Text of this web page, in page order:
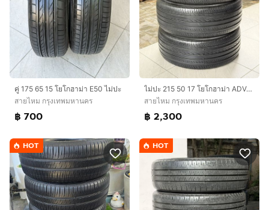
คู่ 175 65 15 โยโกฮาม่า E50 ไม่ปะ
สายไหม กรุงเทพมหานคร
฿ 700
ไม่ปะ 215 50 17 โยโกฮาม่า ADVAN
สายไหม กรุงเทพมหานคร
฿ 2,300
HOT HOT